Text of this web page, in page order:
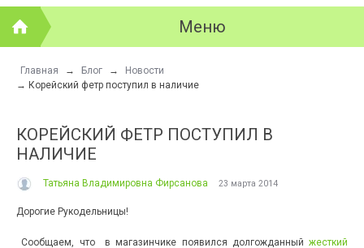
Меню
Главная → Блог →
Новости
→ Корейский фетр поступил в наличие
КОРЕЙСКИЙ ФЕТР ПОСТУПИЛ В
НАЛИЧИЕ
Татьяна Владимировна Фирсанова 23 марта 2014
Дорогие Рукодельницы!
Сообщаем, что в магазинчике появился долгожданный жесткий